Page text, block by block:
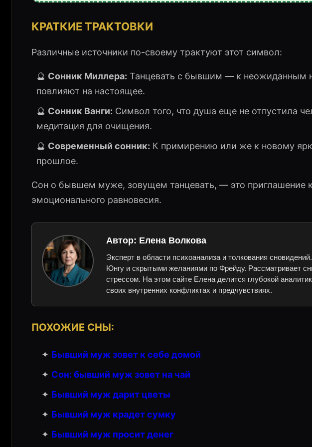
КРАТКИЕ ТРАКТОВКИ
Различные источники по-своему трактуют этот символ:
🔮 Сонник Миллера: Танцевать с бывшим — к неожиданным
повлияют на настоящее.
🔮 Сонник Ванги: Символ того, что душа еще не отпустила
медитация для очищения.
🔮 Современный сонник: К примирению или же к новому
прошлое.
Сон о бывшем муже, зовущем танцевать, — это приглашение
эмоционального равновесия.
Автор: Елена Волкова
Эксперт в области психоанализа и толкования
Юнгу и скрытыми желаниями по Фрейду. Рассматривает
стрессом. На этом сайте Елена делится глубокой
своих внутренних конфликтах и предчувствиях.
ПОХОЖИЕ СНЫ:
✦ Бывший муж зовет к себе домой
✦ Сон: бывший муж зовет на чай
✦ Бывший муж дарит цветы
✦ Бывший муж крадет сумку
✦ Бывший муж просит денег